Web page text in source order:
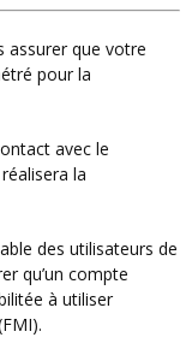
pour la
la
qu’un compte
à utiliser